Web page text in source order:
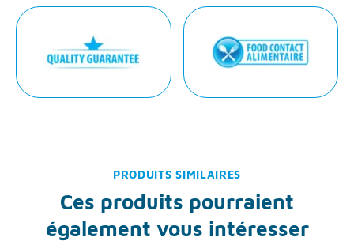
PRODUITS SIMILAIRES
Ces produits pourraient
également vous intéresser